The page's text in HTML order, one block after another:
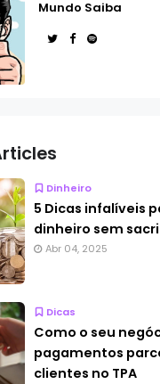
Mundo Saiba
Dinheiro
5 Dicas infalíveis
dinheiro sem
Abr 04, 2025
Dicas
Como o seu
pagamentos
clientes no TPA